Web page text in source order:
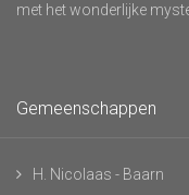
met het wonderlijke
Gemeenschappen
H. Nicolaas - Baarn